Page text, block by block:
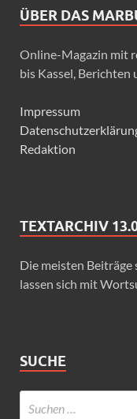
ÜBER DAS
Online-Magazin mit
bis Kassel,
Impressum
Redaktion
TEXTARCHIV
Die meisten
lassen sich mit
SUCHE